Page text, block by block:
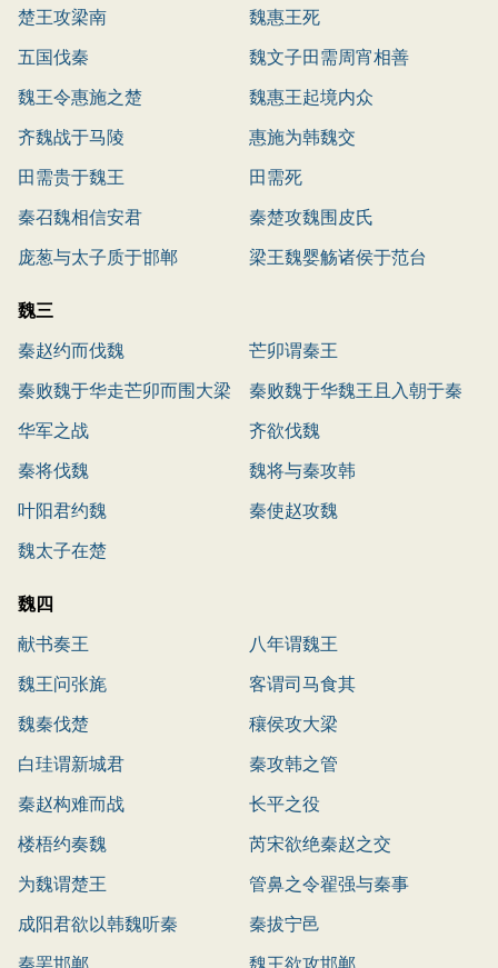
楚王攻梁南
魏惠王死
五国伐秦
魏文子田需周宵相善
魏王令惠施之楚
魏惠王起境内众
齐魏战于马陵
惠施为韩魏交
田需贵于魏王
田需死
秦召魏相信安君
秦楚攻魏围皮氏
庞葱与太子质于邯郸
梁王魏婴觞诸侯于范台
魏三
秦赵约而伐魏
芒卯谓秦王
秦败魏于华走芒卯而围大梁
秦败魏于华魏王且入朝于秦
华军之战
齐欲伐魏
秦将伐魏
魏将与秦攻韩
叶阳君约魏
秦使赵攻魏
魏太子在楚
魏四
献书奏王
八年谓魏王
魏王问张旄
客谓司马食其
魏秦伐楚
穰侯攻大梁
白珪谓新城君
秦攻韩之管
秦赵构难而战
长平之役
楼梧约奏魏
芮宋欲绝秦赵之交
为魏谓楚王
管鼻之令翟强与秦事
成阳君欲以韩魏听秦
秦拔宁邑